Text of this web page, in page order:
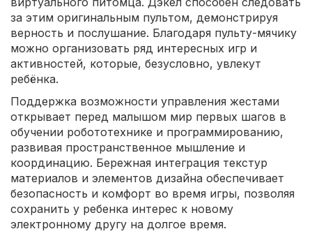
за этим оригинальным пультом, демонстрируя
верность и послушание. Благодаря пульту-мячику
можно организовать ряд интересных игр и
активностей, которые, безусловно, увлекут
ребёнка.
Поддержка возможности управления жестами
открывает перед малышом мир первых шагов в
обучении робототехнике и программированию,
развивая пространственное мышление и
координацию. Бережная интеграция текстур
материалов и элементов дизайна обеспечивает
безопасность и комфорт во время игры, позволяя
сохранить у ребенка интерес к новому
электронному другу на долгое время.